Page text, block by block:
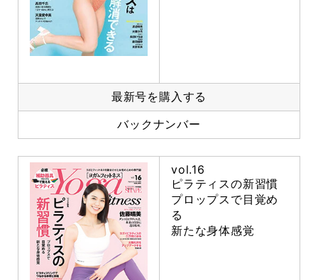
最新号を購入する
バックナンバー
vol.16
ピラティスの新習慣
プロップスで目覚め
る
新たな身体感覚